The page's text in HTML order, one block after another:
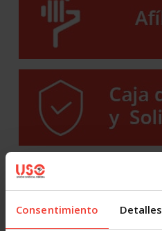
Consentimiento Detalles